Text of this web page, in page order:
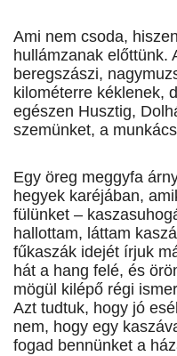
Ami nem csoda,
hullámzanak előttünk.
beregszászi,
kilométerre kéklenek,
egészen Husztig,
szemünket, a
Egy öreg meggyfa
hegyek karéjában,
fülünket –
hallottam, láttam
fűkaszák idejét írjuk
hát a hang felé, és
mögül kilépő régi
Azt tudtuk, hogy jó
nem, hogy egy
fogad bennünket a